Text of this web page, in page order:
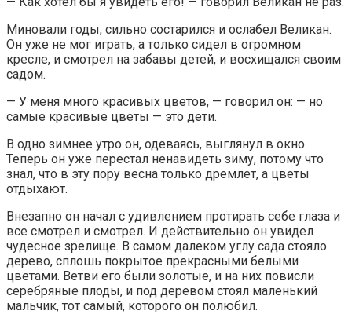
Миновали годы, сильно состарился и ослабел Великан.
Он уже не мог играть, а только сидел в огромном
кресле, и смотрел на забавы детей, и восхищался своим
садом.
— У меня много красивых цветов, — говорил он: — но
самые красивые цветы — это дети.
В одно зимнее утро он, одеваясь, выглянул в окно.
Теперь он уже перестал ненавидеть зиму, потому что
знал, что в эту пору весна только дремлет, а цветы
отдыхают.
Внезапно он начал с удивлением протирать себе глаза и
все смотрел и смотрел. И действительно он увидел
чудесное зрелище. В самом далеком углу сада стояло
дерево, сплошь покрытое прекрасными белыми
цветами. Ветви его были золотые, и на них повисли
серебряные плоды, и под деревом стоял маленький
мальчик, тот самый, которого он полюбил.